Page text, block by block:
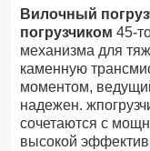
Вилочный
погрузчиком 45-
механизма для
каменную
моментом,
надежен. ж
сочетаются с
высокой